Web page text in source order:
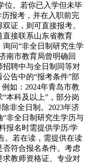
位。若你已入学但未毕
报考，并在入职前完
证，则可直接报考。
直接联系山东省教育
问“非全日制研究生学
南市教育局曾明确回
聘中与全日制同等对
告中的“报考条件”部
如：2024年青岛市教
本科及以上”，部分岗
非全日制。2023年济
非全日制研究生学历与
报名时需提供学历/学
。若在读，需提供在读
符合报名条件。考虑
教师资格证、专业对